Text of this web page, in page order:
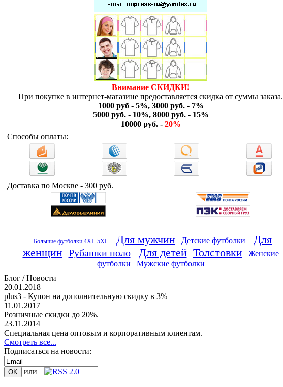
Внимание СКИДКИ!
При покупке в интернет-магазине предоставляется скидка от суммы заказа.
1000 руб - 5%, 3000 руб. - 7%
5000 руб. - 10%, 8000 руб. - 15%
10000 руб. - 20%
Способы оплаты:
Доставка по Москве - 300 руб.
Большие футболки 4XL-5XL Для мужчин Детские футболки
Для
женщин Рубашки поло Для детей Толстовки
Женские
футболки
Мужские футболки
Блог / Новости
20.01.2018
plus3 - Купон на дополнительную скидку в 3%
11.01.2017
Розничные скидки до 20%.
23.11.2014
Специальная цена оптовым и корпоративным клиентам.
Смотреть все...
Подписаться на новости:
или